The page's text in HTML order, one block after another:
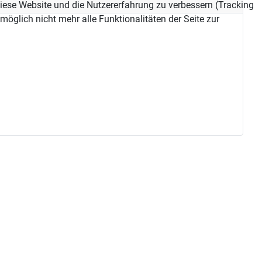
Website und die Nutzererfahrung zu verbessern (Tracking
nicht mehr alle Funktionalitäten der Seite zur